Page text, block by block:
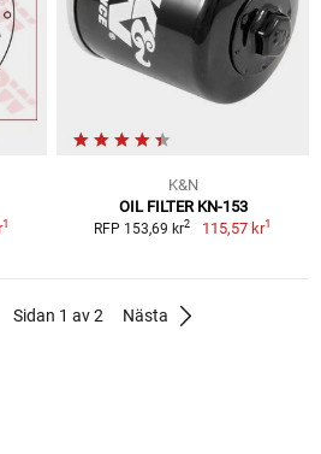
1
K&N
OIL FILTER KN-153
RFP 153,69 kr2 115,57 kr1
Sidan 1 av 2 Nästa